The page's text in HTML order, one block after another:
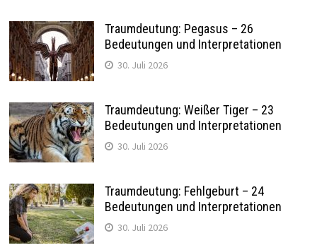
Traumdeutung: Pegasus – 26
Bedeutungen und Interpretationen
30. Juli 2026
Traumdeutung: Weißer Tiger – 23
Bedeutungen und Interpretationen
30. Juli 2026
Traumdeutung: Fehlgeburt – 24
Bedeutungen und Interpretationen
30. Juli 2026